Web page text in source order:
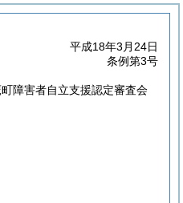
平成18年3月24日
条例第3号
障害者自立支援認定審査会